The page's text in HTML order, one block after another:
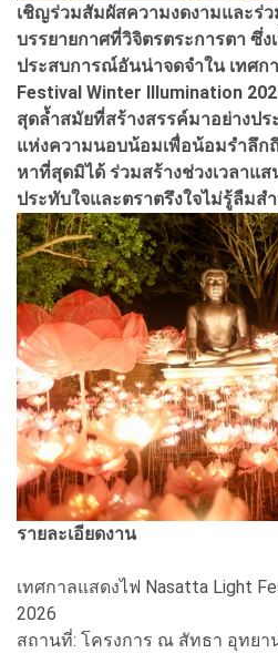
เชิญร่วมสัมผัสความงดงามและร่
บรรยายกาศที่วิจิตรตระการตา ซึ่
ประสบการณ์อันน่าจดจำใน เทศก
Festival Winter Illumination
สุดล้ำสมัยที่สร้างสรรค์มาอย่าง
แห่งความนอบน้อมเพื่อน้อมรำลึ
หาที่สุดมิได้ ร่วมสร้างช่วงเวลาแ
ประทับใจและตราตรึงใจไม่รู้ลืมส
รายละเอียดงาน
เทศกาลแสดงไฟ Nasatta Light
2026
สถานที่: โครงการ ณ สัทธา อุทยา